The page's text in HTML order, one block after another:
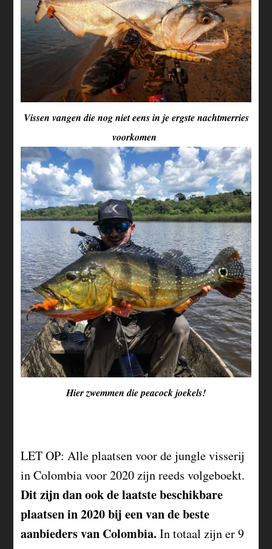
Vissen vangen die nog niet eens in je ergste nachtmerries
voorkomen
Hier zwemmen die peacock joekels!
LET OP: Alle plaatsen voor de jungle visserij
in Colombia voor 2020 zijn reeds volgeboekt.
Dit zijn dan ook de laatste beschikbare
plaatsen in 2020 bij een van de beste
aanbieders van Colombia. In totaal zijn er 9